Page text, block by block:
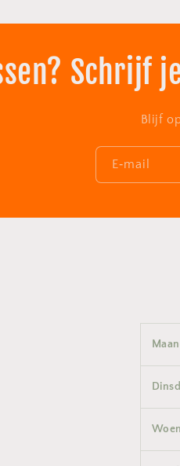
Schrijf
Blijf
E‑mail